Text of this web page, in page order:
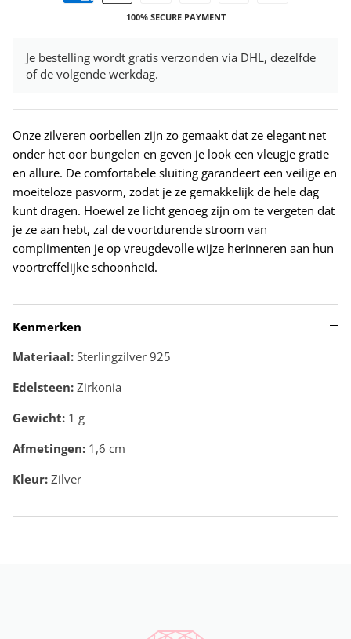
100% SECURE PAYMENT
Je bestelling wordt gratis verzonden via DHL, dezelfde
of de volgende werkdag.
Onze zilveren oorbellen zijn zo gemaakt dat ze elegant net
onder het oor bungelen en geven je look een vleugje gratie
en allure. De comfortabele sluiting garandeert een veilige en
moeiteloze pasvorm, zodat je ze gemakkelijk de hele dag
kunt dragen. Hoewel ze licht genoeg zijn om te vergeten dat
je ze aan hebt, zal de voortdurende stroom van
complimenten je op vreugdevolle wijze herinneren aan hun
voortreffelijke schoonheid.
Kenmerken
Materiaal: Sterlingzilver 925
Edelsteen: Zirkonia
Gewicht: 1 g
Afmetingen: 1,6 cm
Kleur: Zilver